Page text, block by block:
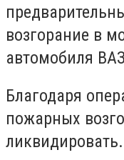
возгорание в
автомобиля
Благодаря
пожарных
ликвидировать.